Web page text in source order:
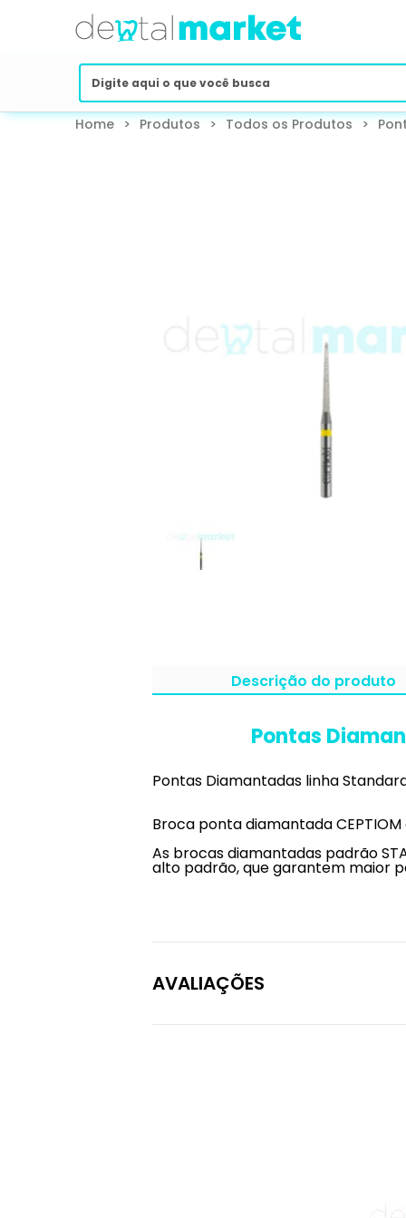
Home > Produtos > Todos os Produtos >
Descrição do produto
Pontas
Pontas Diamantadas linha Standard
Broca ponta diamantada CEPTIOM
As brocas diamantadas padrão
alto padrão, que garantem maior
AVALIAÇÕES